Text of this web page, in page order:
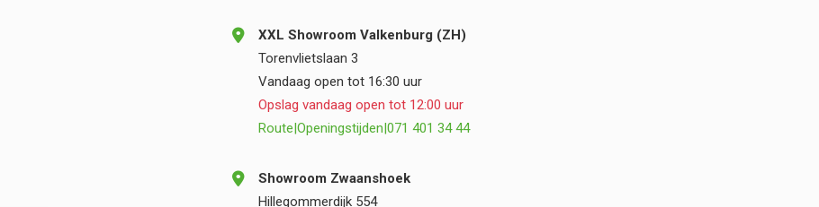
XXL Showroom Valkenburg (ZH)
Torenvlietslaan 3
Vandaag open tot 16:30 uur
Opslag vandaag open tot 12:00 uur
Route|Openingstijden|071 401 34 44
Showroom Zwaanshoek
Hillegommerdijk 554